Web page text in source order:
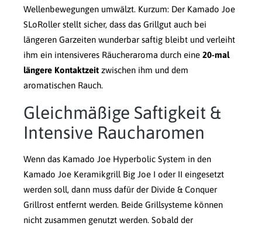
Wellenbewegungen umwälzt. Kurzum: Der Kamado Joe
SLoRoller stellt sicher, dass das Grillgut auch bei
längeren Garzeiten wunderbar saftig bleibt und verleiht
ihm ein intensiveres Räucheraroma durch eine 20-mal
längere Kontaktzeit zwischen ihm und dem
aromatischen Rauch.
Gleichmäßige Saftigkeit &
Intensive Raucharomen
Wenn das Kamado Joe Hyperbolic System in den
Kamado Joe Keramikgrill Big Joe I oder II eingesetzt
werden soll, dann muss dafür der Divide & Conquer
Grillrost entfernt werden. Beide Grillsysteme können
nicht zusammen genutzt werden. Sobald der